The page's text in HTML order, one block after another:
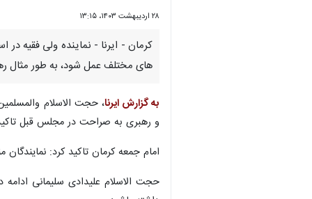
۲۸ اردیبهشت ۱۴۰۳، ۱۳:۱۵